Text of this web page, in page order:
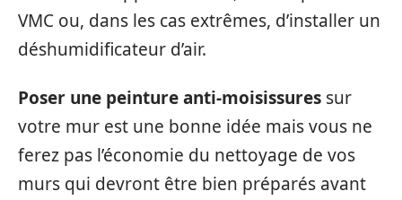
VMC ou, dans les cas extrêmes, d’installer un
déshumidificateur d’air.
Poser une peinture anti-moisissures sur
votre mur est une bonne idée mais vous ne
ferez pas l’économie du nettoyage de vos
murs qui devront être bien préparés avant